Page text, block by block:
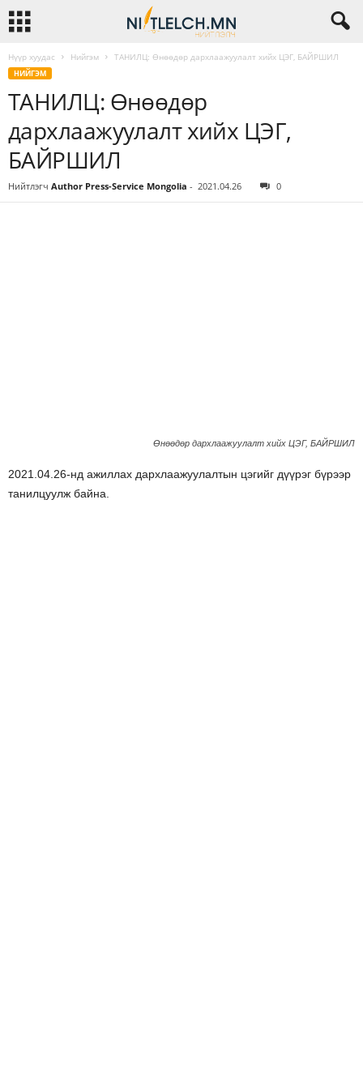
Нүүр хуудас Нийгэм ТАНИЛЦ: Өнөөдөр дархлаажуулалт хийх ЦЭГ, БАЙРШИЛ
НИЙГЭМ
ТАНИЛЦ: Өнөөдөр
дархлаажуулалт хийх ЦЭГ,
БАЙРШИЛ
Нийтлэгч Author Press-Service Mongolia - 2021.04.26 0
Өнөөдөр дархлаажуулалт хийх ЦЭГ, БАЙРШИЛ
2021.04.26-нд ажиллах дархлаажуулалтын цэгийг дүүрэг бүрээр
танилцуулж байна.